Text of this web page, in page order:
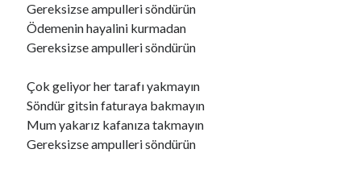
Son Yorumlar
BAĞIŞLA ADINIiçindario72
BAĞIŞLA ADINIiçin foodie22
BAĞIŞLA ADINIiçinZoe72
BAĞIŞLA ADINIiçindailyLinda1997
Gereksizse ampulleri söndürün
Ödemenin hayalini kurmadan
Gereksizse ampulleri söndürün
Çok geliyor her tarafı yakmayın
Söndür gitsin faturaya bakmayın
Mum yakarız kafanıza takmayın
Gereksizse ampulleri söndürün